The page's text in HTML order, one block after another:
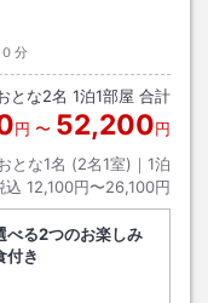
分
とな2名 1泊1部屋 合計
円 〜 52,200円
とな1名 (2名1室)｜ 1泊
込 12,100円〜26,100円
べる2つのお楽しみ
付き